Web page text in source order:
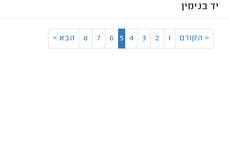
יד בנימין
« הקודם 1
2
3
4
5
6
7
8 הבא »